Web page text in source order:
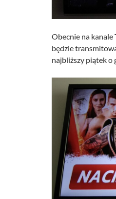
Obecnie na kanale
będzie
najbliższy piątek o